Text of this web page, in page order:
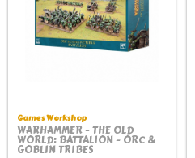
Games Workshop
WARHAMMER - THE OLD
WORLD: BATTALION - ORC &
GOBLIN TRIBES